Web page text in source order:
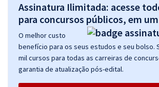
Assinatura Ilimitada: acesse
para concursos públicos, em
O melhor custo
benefício para os seus estudos e seu bolso.
mil cursos para todas as carreiras de
garantia de atualização pós-edital.